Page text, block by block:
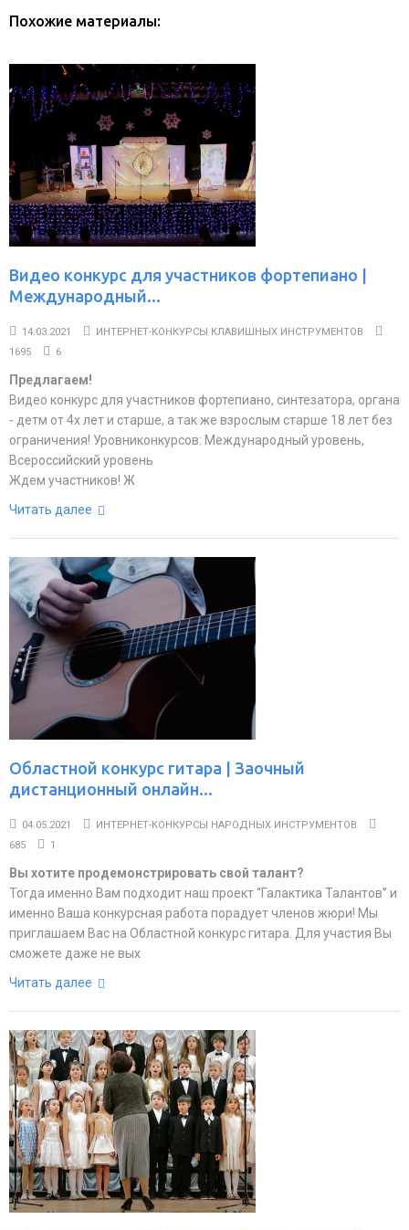
Похожие материалы:
Видео конкурс для участников фортепиано |
Международный...
14.03.2021
ИНТЕРНЕТ-КОНКУРСЫ КЛАВИШНЫХ ИНСТРУМЕНТОВ
1695
6
Предлагаем!
Видео конкурс для участников фортепиано, синтезатора, органа
- детм от 4х лет и старше, а так же взрослым старше 18 лет без
ограничения! Уровниконкурсов: Международный уровень,
Всероссийский уровень
Ждем участников! Ж
Читать далее
Областной конкурс гитара | Заочный
дистанционный онлайн...
04.05.2021
ИНТЕРНЕТ-КОНКУРСЫ НАРОДНЫХ ИНСТРУМЕНТОВ
685
1
Вы хотите продемонстрировать свой талант?
Тогда именно Вам подходит наш проект “Галактика Талантов” и
именно Ваша конкурсная работа порадует членов жюри! Мы
приглашаем Вас на Областной конкурс гитара. Для участия Вы
сможете даже не вых
Читать далее